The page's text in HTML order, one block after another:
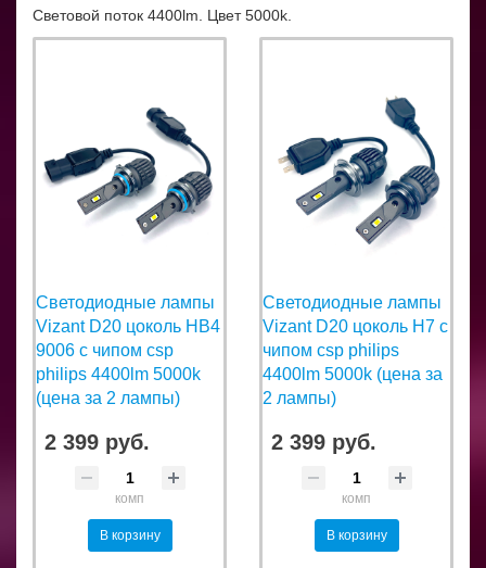
Световой поток 4400lm. Цвет 5000k.
Светодиодные лампы
Vizant D20 цоколь HB4
9006 с чипом csp
philips 4400lm 5000k
(цена за 2 лампы)
2 399 руб.
комп
В корзину
Светодиодные лампы
Vizant D20 цоколь H7 с
чипом csp philips
4400lm 5000k (цена за
2 лампы)
2 399 руб.
комп
В корзину